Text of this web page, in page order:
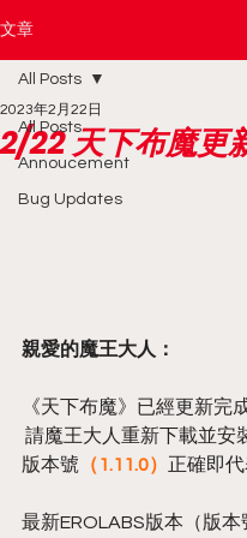
文章
All Posts
Annoucement
Bug Updates
All Posts
2/22 天下布魔更
2023年2月22日
親愛的魔王大人：
《天下布魔》已經更新完
版本號 （1.11.0） 正確即代
最新EROLABS版本（版本